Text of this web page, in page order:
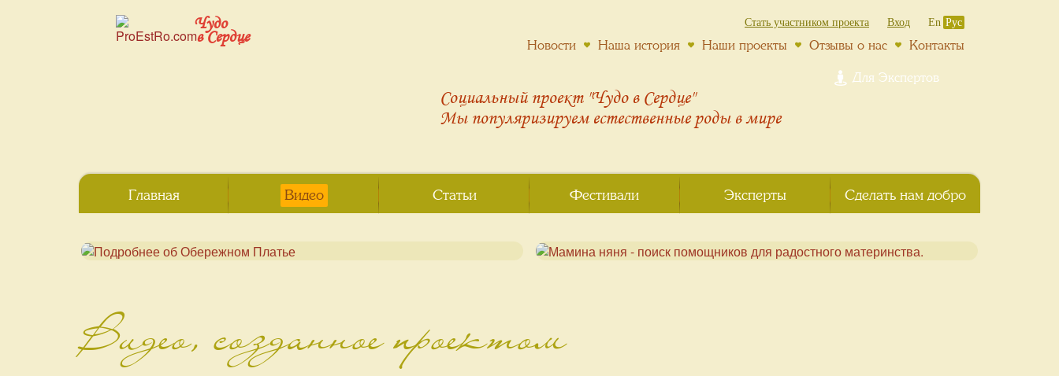
Чудо
в Сердце
Социальный проект "Чудо в Сердце"
Мы популяризируем естественные роды в мире
Видео, созданное проектом
Стать участником проекта Вход En Рус
Новости Наша история Наши проекты Отзывы о нас Контакты
Главная Видео Статьи Фестивали Эксперты Сделать нам добро
Для Экспертов